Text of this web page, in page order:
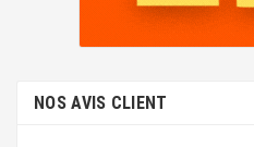
NOS AVIS CLIENT